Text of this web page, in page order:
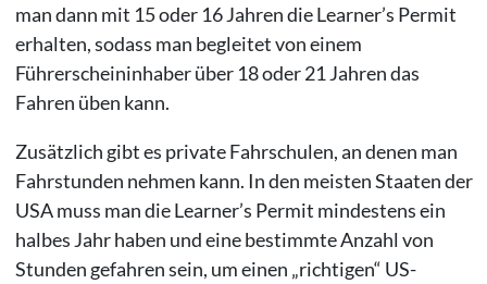
man dann mit 15 oder 16 Jahren die Learner’s Permit
erhalten, sodass man begleitet von einem
Führerscheininhaber über 18 oder 21 Jahren das
Fahren üben kann.
Zusätzlich gibt es private Fahrschulen, an denen man
Fahrstunden nehmen kann. In den meisten Staaten der
USA muss man die Learner’s Permit mindestens ein
halbes Jahr haben und eine bestimmte Anzahl von
Stunden gefahren sein, um einen „richtigen“ US-